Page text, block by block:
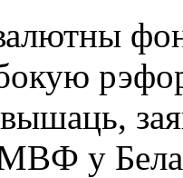
МВФ у